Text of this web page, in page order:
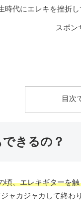
時代にエレキを挫折
スポン
目次
きるの？
頃、エレキギターを
ャカジャカして終わ